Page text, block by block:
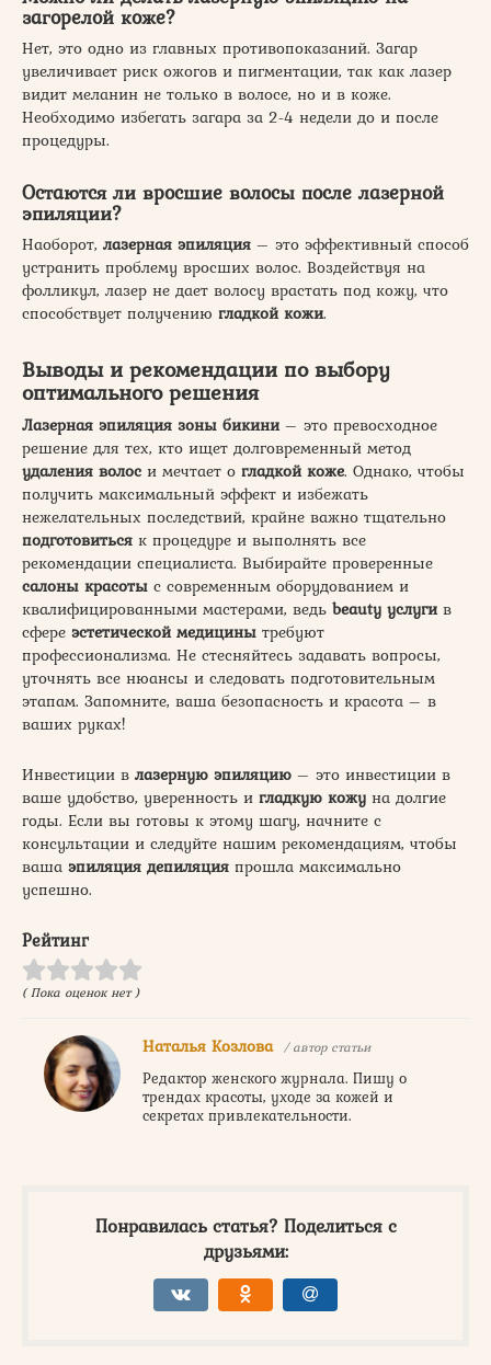
загорелой коже?
Нет, это одно из главных противопоказаний. Загар
увеличивает риск ожогов и пигментации, так как лазер
видит меланин не только в волосе, но и в коже.
Необходимо избегать загара за 2-4 недели до и после
процедуры.
Остаются ли вросшие волосы после лазерной
эпиляции?
Наоборот, лазерная эпиляция – это эффективный способ
устранить проблему вросших волос. Воздействуя на
фолликул, лазер не дает волосу врастать под кожу, что
способствует получению гладкой кожи.
Выводы и рекомендации по выбору
оптимального решения
Лазерная эпиляция зоны бикини– это превосходное
решение для тех, кто ищет долговременный метод
удаления волос и мечтает о гладкой коже. Однако, чтобы
получить максимальный эффект и избежать
нежелательных последствий, крайне важно тщательно
подготовиться к процедуре и выполнять все
рекомендации специалиста. Выбирайте проверенные
салоны красоты с современным оборудованием и
квалифицированными мастерами, ведь beauty услугив
сфере эстетической медицины требуют
профессионализма. Не стесняйтесь задавать вопросы,
уточнять все нюансы и следовать подготовительным
этапам. Запомните, ваша безопасность и красота – в
ваших руках!
Инвестиции в лазерную эпиляцию – это инвестиции в
ваше удобство, уверенность и гладкую кожу на долгие
годы. Если вы готовы к этому шагу, начните с
консультации и следуйте нашим рекомендациям, чтобы
ваша эпиляция депиляция прошла максимально
успешно.
Рейтинг
( Пока оценок нет )
Наталья Козлова / автор статьи
Редактор женского журнала. Пишу о
трендах красоты, уходе за кожей и
секретах привлекательности.
Понравилась статья? Поделиться с
друзьями: